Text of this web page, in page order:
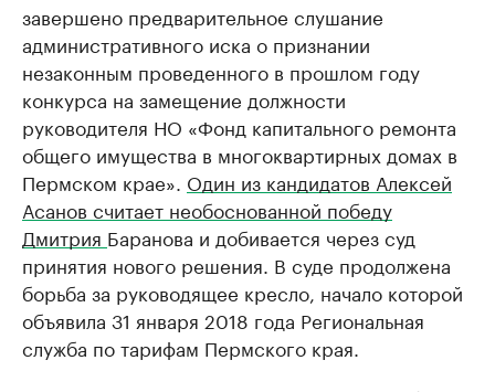
завершено предварительное слушание
административного иска о признании
незаконным проведенного в прошлом году
конкурса на замещение должности
руководителя НО «Фонд капитального ремонта
общего имущества в многоквартирных домах в
Пермском крае». Один из кандидатов Алексей
Асанов считает необоснованной победу
Дмитрия Баранова и добивается через суд
принятия нового решения. В суде продолжена
борьба за руководящее кресло, начало которой
объявила 31 января 2018 года Региональная
служба по тарифам Пермского края.